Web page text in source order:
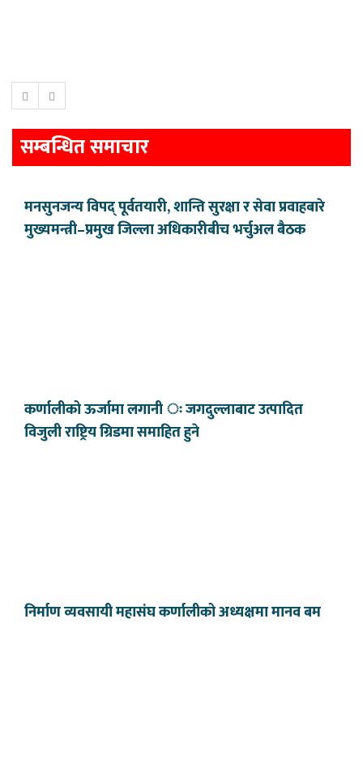
सम्बन्धित समाचार
मनसुनजन्य विपद् पूर्वतयारी, शान्ति सुरक्षा र सेवा प्रवाहबारे
मुख्यमन्त्री–प्रमुख जिल्ला अधिकारीबीच भर्चुअल बैठक
कर्णालीको ऊर्जामा लगानी ः जगदुल्लाबाट उत्पादित
विजुली राष्ट्रिय ग्रिडमा समाहित हुने
निर्माण व्यवसायी महासंघ कर्णालीको अध्यक्षमा मानव बम